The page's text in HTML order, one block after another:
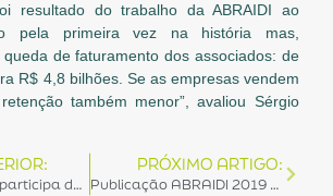
resultado do trabalho da ABRAIDI ao
pela primeira vez na história mas,
de faturamento dos associados: de
R$ 4,8 bilhões. Se as empresas vendem
também menor”, avaliou Sérgio
Bruno Bezerra participa de programa do Ministério Público de São Paulo
PRÓXIMO ARTIGO:
Publicação ABRAIDI 2019 – O Ciclo de Fornecimento de Produtos para Saúde no Brasil – INGLÊS